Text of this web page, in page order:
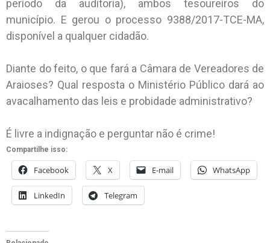
período da auditoria), ambos tesoureiros do
município. E gerou o processo 9388/2017-TCE-MA,
disponível a qualquer cidadão.
Diante do feito, o que fará a Câmara de Vereadores de
Araioses? Qual resposta o Ministério Público dará ao
avacalhamento das leis e probidade administrativo?
É livre a indignação e perguntar não é crime!
Compartilhe isso:
Facebook X E-mail WhatsApp
LinkedIn Telegram